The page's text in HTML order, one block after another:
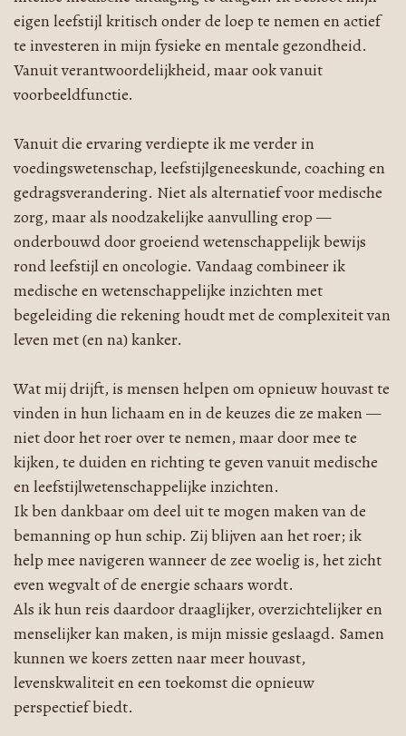
eigen leefstijl kritisch onder de loep te nemen en actief
te investeren in mijn fysieke en mentale gezondheid.
Vanuit verantwoordelijkheid, maar ook vanuit
voorbeeldfunctie.
Vanuit die ervaring verdiepte ik me verder in
voedingswetenschap, leefstijlgeneeskunde, coaching en
gedragsverandering. Niet als alternatief voor medische
zorg, maar als noodzakelijke aanvulling erop —
onderbouwd door groeiend wetenschappelijk bewijs
rond leefstijl en oncologie. Vandaag combineer ik
medische en wetenschappelijke inzichten met
begeleiding die rekening houdt met de complexiteit van
leven met (en na) kanker.
Wat mij drijft, is mensen helpen om opnieuw houvast te
vinden in hun lichaam en in de keuzes die ze maken —
niet door het roer over te nemen, maar door mee te
kijken, te duiden en richting te geven vanuit medische
en leefstijlwetenschappelijke inzichten.
Ik ben dankbaar om deel uit te mogen maken van de
bemanning op hun schip. Zij blijven aan het roer; ik
help mee navigeren wanneer de zee woelig is, het zicht
even wegvalt of de energie schaars wordt.
Als ik hun reis daardoor draaglijker, overzichtelijker en
menselijker kan maken, is mijn missie geslaagd. Samen
kunnen we koers zetten naar meer houvast,
levenskwaliteit en een toekomst die opnieuw
perspectief biedt.